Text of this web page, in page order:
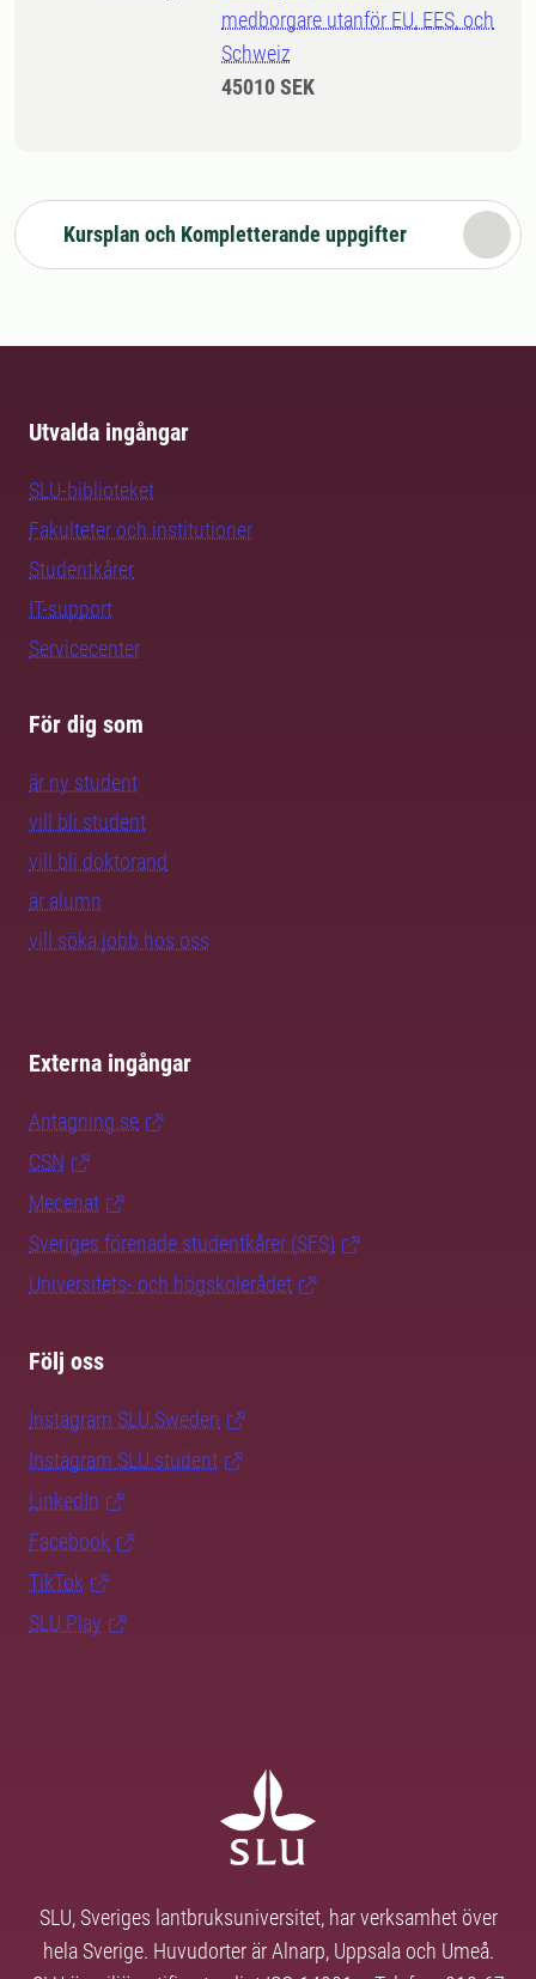
medborgare utanför EU, EES, och
Schweiz
45010 SEK
Kursplan och Kompletterande uppgifter
Utvalda ingångar
SLU-biblioteket
Fakulteter och institutioner
Studentkårer
IT-support
Servicecenter
För dig som
är ny student
vill bli student
vill bli doktorand
är alumn
vill söka jobb hos oss
Externa ingångar
Antagning.se
CSN
Mecenat
Sveriges förenade studentkårer (SFS)
Universitets- och högskolerådet
Följ oss
Instagram SLU.Sweden
Instagram SLU.student
LinkedIn
Facebook
TikTok
SLU Play
SLU, Sveriges lantbruksuniversitet, har verksamhet över
hela Sverige. Huvudorter är Alnarp, Uppsala och Umeå.